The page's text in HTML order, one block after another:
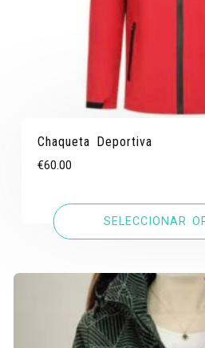
Chaqueta Deportiva
€60.00
SELECCIONAR